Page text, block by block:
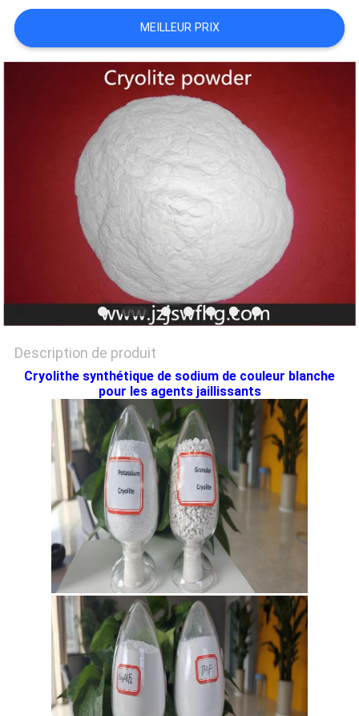
NOUVELLES
AFFAIRES
DEMANDEZ
UN DEVIS
SITE
POLITIQUE
CONFIDENTIALITÉ
MEILLEUR PRIX
Description de produit
Cryolithe synthétique de sodium de couleur blanche
pour les agents jaillissants